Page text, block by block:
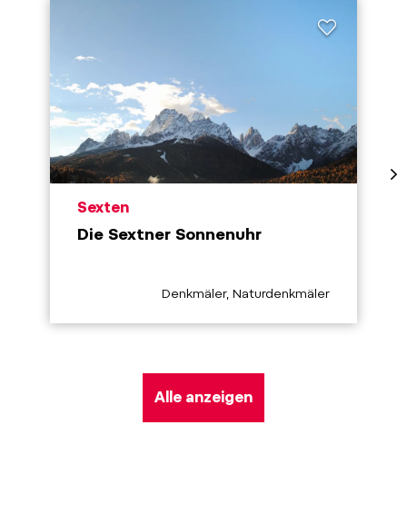
aria.poi_location_prefix
Sexten
Die Sextner Sonnenuhr
aria.poi_category_prefix
Denkmäler, Naturdenkmäler
Alle anzeigen